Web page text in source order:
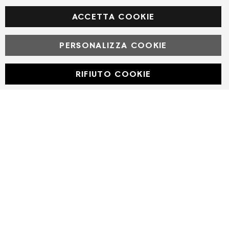
Facebook
© Powered by MAV Arreda s.r.l. | P.IVA IT05919160969
Corso Lodi, 2 | Milano - pec mavarreda@pec.it
ACCETTA COOKIE
PERSONALIZZA COOKIE
RIFIUTO COOKIE